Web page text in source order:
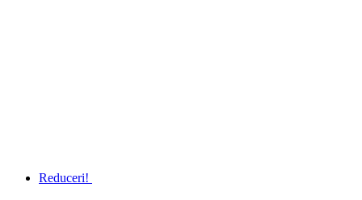
Reduceri!